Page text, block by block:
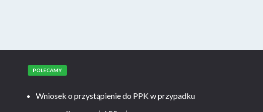
POLECAMY
Wniosek o przystąpienie do PPK w przypadku